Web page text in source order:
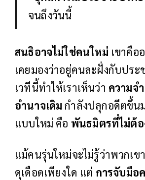
จนถึงวันนี้
สนธิอาจไม่ใช่คนใหม่ เขาคื
เคยมองว่าอยู่คนละฝั่งกับประ
เวทีนี้ทำให้เราเห็นว่า ความจ
อำนาจเดิม กำลังปลุกอดีตขึ้น
แบบใหม่ คือ พันธมิตรที่ไม่ต้อ
แม้คนรุ่นใหม่จะไม่รู้ว่าพวกเข
ดุเดือดเพียงใด แต่ การจับมือ